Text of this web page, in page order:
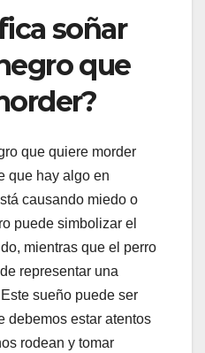
soñar
que
que quiere morder
que hay algo en
causando miedo o
puede simbolizar el
mientras que el perro
representar una
sueño puede ser
debemos estar atentos
rodean y tomar